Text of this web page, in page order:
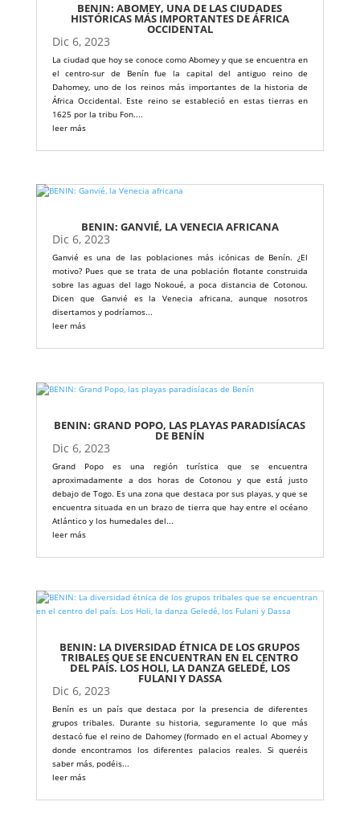
BENIN: ABOMEY, UNA DE LAS CIUDADES
HISTÓRICAS MÁS IMPORTANTES DE ÁFRICA
OCCIDENTAL
Dic 6, 2023
La ciudad que hoy se conoce como Abomey y que se encuentra en
el centro-sur de Benín fue la capital del antiguo reino de
Dahomey, uno de los reinos más importantes de la historia de
África Occidental. Este reino se estableció en estas tierras en
1625 por la tribu Fon....
leer más
BENIN: GANVIÉ, LA VENECIA AFRICANA
Dic 6, 2023
Ganvié es una de las poblaciones más icónicas de Benín. ¿El
motivo? Pues que se trata de una población flotante construida
sobre las aguas del lago Nokoué, a poca distancia de Cotonou.
Dicen que Ganvié es la Venecia africana, aunque nosotros
disertamos y podríamos...
leer más
BENIN: GRAND POPO, LAS PLAYAS PARADISÍACAS
DE BENÍN
Dic 6, 2023
Grand Popo es una región turística que se encuentra
aproximadamente a dos horas de Cotonou y que está justo
debajo de Togo. Es una zona que destaca por sus playas, y que se
encuentra situada en un brazo de tierra que hay entre el océano
Atlántico y los humedales del...
leer más
BENIN: LA DIVERSIDAD ÉTNICA DE LOS GRUPOS
TRIBALES QUE SE ENCUENTRAN EN EL CENTRO
DEL PAÍS. LOS HOLI, LA DANZA GELEDÉ, LOS
FULANI Y DASSA
Dic 6, 2023
Benín es un país que destaca por la presencia de diferentes
grupos tribales. Durante su historia, seguramente lo que más
destacó fue el reino de Dahomey (formado en el actual Abomey y
donde encontramos los diferentes palacios reales. Si queréis
saber más, podéis...
leer más